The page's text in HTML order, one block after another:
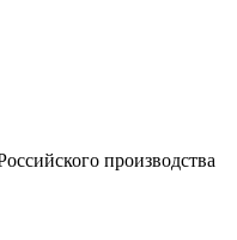
производства